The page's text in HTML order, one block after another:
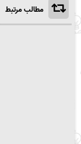
مطالب مرتبط